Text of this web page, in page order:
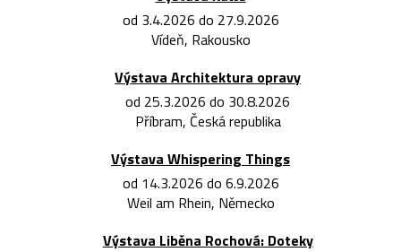
od 3.4.2026 do 27.9.2026
Vídeň, Rakousko
Výstava Architektura opravy
od 25.3.2026 do 30.8.2026
Příbram, Česká republika
Výstava Whispering Things
od 14.3.2026 do 6.9.2026
Weil am Rhein, Německo
Výstava Liběna Rochová: Doteky